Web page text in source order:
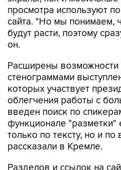
просмотра используют
сайта. "Но мы понимаем,
будут расти, поэтому
он.
Расширены возможности
стенограммами
которых участвует
облегчения работы с
введен поиск по
функционале "разметки"
только по тексту, но и по
рассказали в Кремле.